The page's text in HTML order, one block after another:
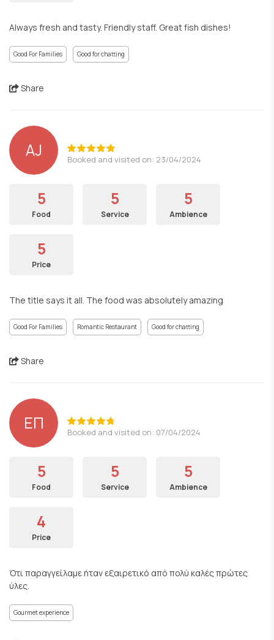
Always fresh and tasty. Friendly staff. Great fish dishes!
Good For Families Good for chatting
Share
AJ Booked and visited on: 23/04/2024
5
Food
5
Service
5
Ambience
5
Price
The title says it all. The food was absolutely amazing
Good For Families Romantic Restaurant Good for chatting
Share
ΕΠ Booked and visited on: 07/04/2024
5
Food
5
Service
5
Ambience
4
Price
Ότι παραγγείλαμε ήταν εξαιρετικό από πολύ καλές πρώτες
ύλες.
Gourmet experience